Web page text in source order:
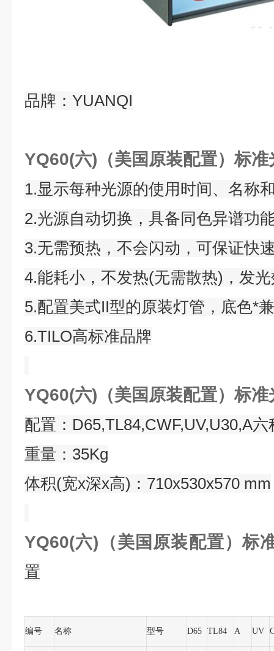
品牌：YUANQI
YQ60(六)（美国原装配置）标
1.显示每种光源的使用时间、名称
2.光源自动切换，具备同色异谱功
3.无需预热，不会闪动，可保证快
4.能耗小，不发热(无需散热)，发
5.配置美式II型的原装灯管，底色*
6.TILO高标准品牌
YQ60(六)（美国原装配置）标
配置：D65,TL84,CWF,UV,U30,A六
重量：35Kg
体积(宽x深x高)：710x530x570 mm
YQ60(六)（美国原装配置）标
置
编号 名称 型号 D65 TL84 A UV